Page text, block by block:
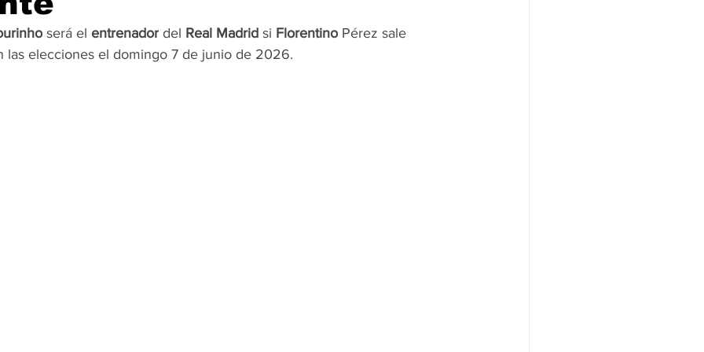
POLÍTICA COAHUILA23-MANOLO JIMÉNEZ SALINAS
será el entrenador del Real Madrid si Florentino Pérez sale
las elecciones el domingo 7 de junio de 2026.